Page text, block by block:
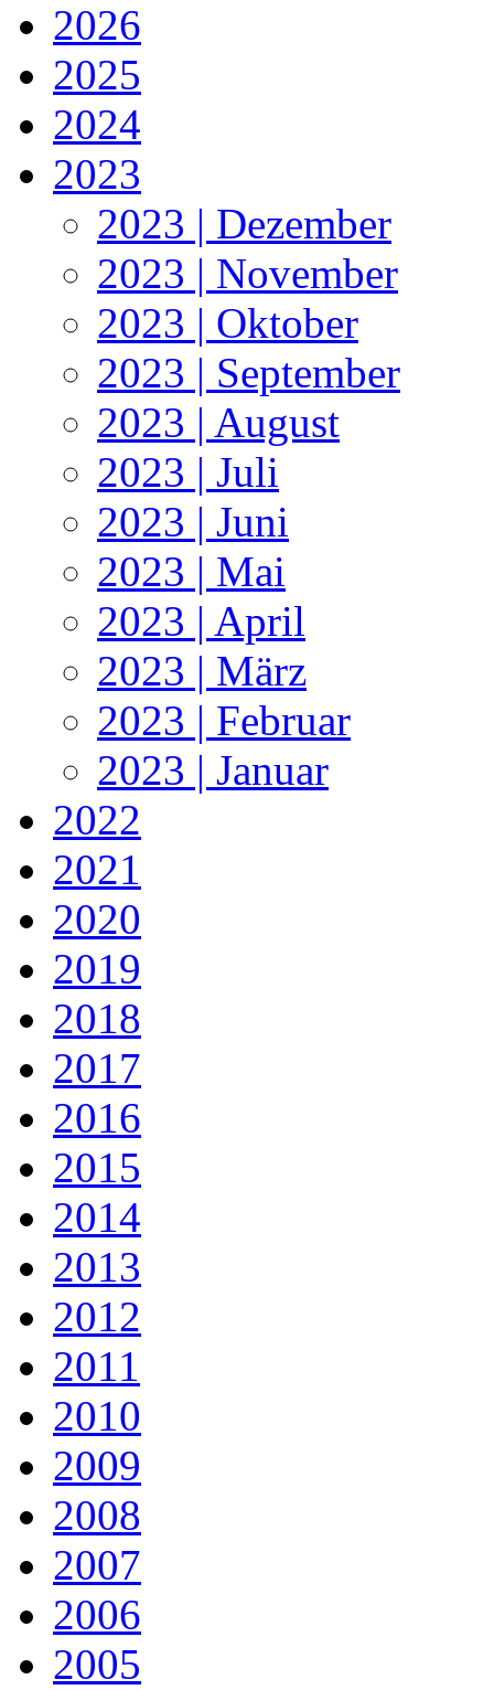
2026
2025
2024
2023
2023 | Dezember
2023 | November
2023 | Oktober
2023 | September
2023 | August
2023 | Juli
2023 | Juni
2023 | Mai
2023 | April
2023 | März
2023 | Februar
2023 | Januar
2022
2021
2020
2019
2018
2017
2016
2015
2014
2013
2012
2011
2010
2009
2008
2007
2006
2005